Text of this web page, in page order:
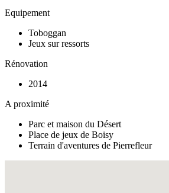
Equipement
Toboggan
Jeux sur ressorts
Rénovation
2014
A proximité
Parc et maison du Désert
Place de jeux de Boisy
Terrain d'aventures de Pierrefleur